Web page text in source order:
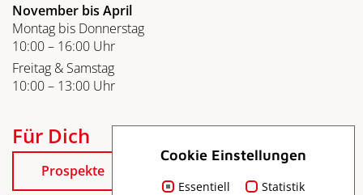
November bis April
Montag bis Donnerstag
10:00 – 16:00 Uhr
Freitag & Samstag
10:00 – 13:00 Uhr
Für Dich
Prospekte
Cookie Einstellungen
Essentiell Statistik